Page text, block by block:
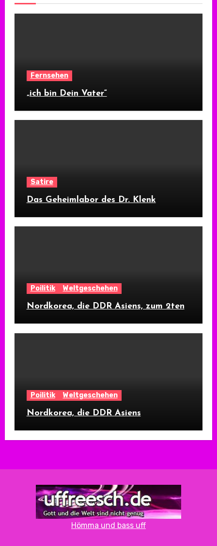
Fernsehen
„ich bin Dein Vater“
Satire
Das Geheimlabor des Dr. Klenk
Poilitik Weltgeschehen
Nordkorea, die DDR Asiens, zum 2ten
Poilitik Weltgeschehen
Nordkorea, die DDR Asiens
Hömma und bass uff